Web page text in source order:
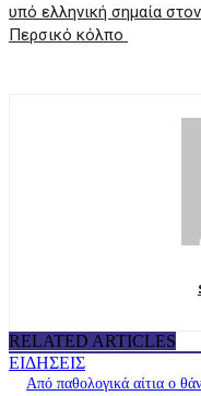
υπό ελληνική σημαία στον
Περσικό κόλπο
RELATED ARTICLES
ΕΙΔΗΣΕΙΣ
Από παθολογικά αίτια ο